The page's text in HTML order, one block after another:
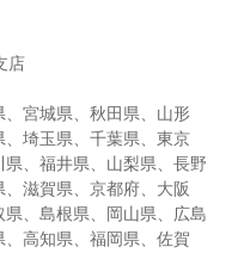
店
宮城県、秋田県、山形
埼玉県、千葉県、東京
、福井県、山梨県、長野
滋賀県、京都府、大阪
、島根県、岡山県、広島
高知県、福岡県、佐賀